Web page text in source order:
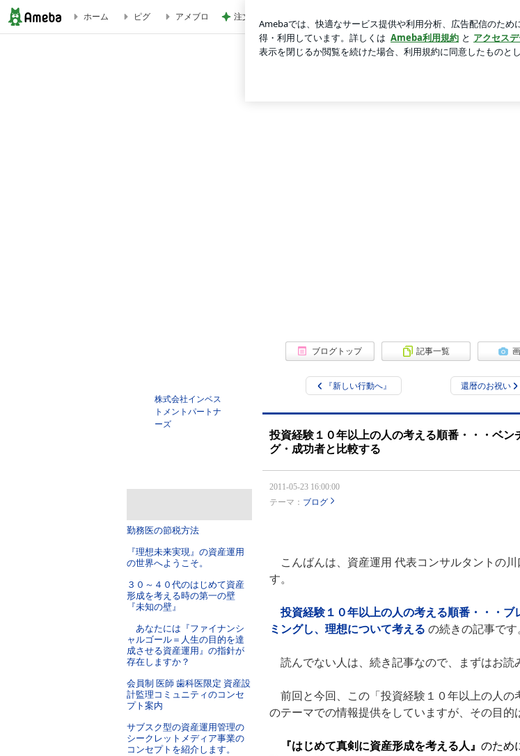
投資経験１０年以上の人の考える順番・・・ベンチマーキング・成功者と比較する | 成功思考法で「資産収入構築」
ホーム ピグ アメブロ 注文住宅が高騰した知るべき現実
ブログトップ 記事一覧
『新しい行動へ』 還暦のお祝い
投資経験１０年以上の人の考える順番・・・ベン
グ・成功者と比較する
2011-05-23 16:00:00
テーマ： ブログ
こんばんは、資産運用 代表コンサルタントの川
す。
投資経験１０年以上の人の考える順番・・・ブ
ミングし、理想について考える の続きの記事です
読んでない人は、続き記事なので、まずはお読
前回と今回、この「投資経験１０年以上の人の
のテーマでの情報提供をしていますが、その目的
『はじめて真剣に資産形成を考える人』 のため
株式会社インベス
トメントパートナ
ーズ
勤務医の節税方法
『理想未来実現』の資産運用
の世界へようこそ。
３０～４０代のはじめて資産
形成を考える時の第一の壁
『未知の壁』
あなたには『ファイナンシ
ャルゴール＝人生の目的を達
成させる資産運用』の指針が
存在しますか？
会員制 医師 歯科医限定 資産設
計監理コミュニティのコンセ
プト案内
サブスク型の資産運用管理の
シークレットメディア事業の
コンセプトを紹介します。